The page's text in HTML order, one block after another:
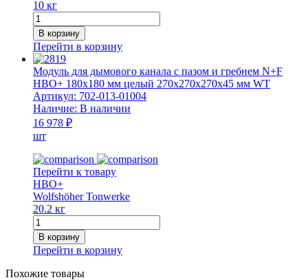
отверстием
ø
110
мм,
270х270х270х45
мм
WT
10 кг
Количество
товара
Модуль
для
дымового
канала
с
пазом
и
гребнем
N+F
HBO+
180x180
мм
половинка
270x270x133x45
мм
WT
В корзину
Перейти в корзину
Модуль для дымового канала с пазом и гребнем N+F
HBO+ 180x180 мм целый 270х270х270х45 мм WT
Артикул: 702-013-01004
Наличие: В наличии
16 978 ₽
шт
Перейти к товару
HBO+
Wolfshöher Tonwerke
20.2 кг
Количество
товара
Модуль
для
дымового
В корзину
Перейти в корзину
Похожие товары